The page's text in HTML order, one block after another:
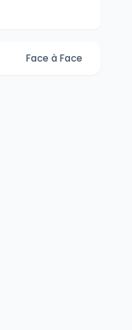
Face à Face